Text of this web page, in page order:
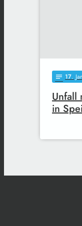
notes 17.
Unfall
in